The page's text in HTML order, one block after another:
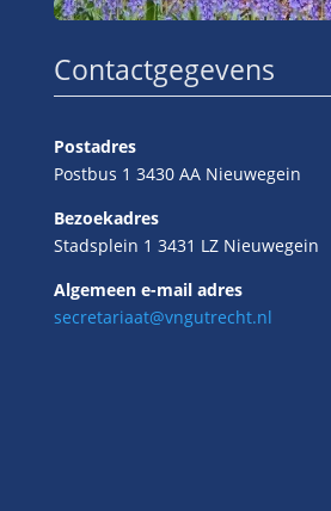
Contactgegevens
Postadres
Postbus 1 3430 AA Nieuwegein
Bezoekadres
Stadsplein 1 3431 LZ Nieuwegein
Algemeen e-mail adres
secretariaat@vngutrecht.nl